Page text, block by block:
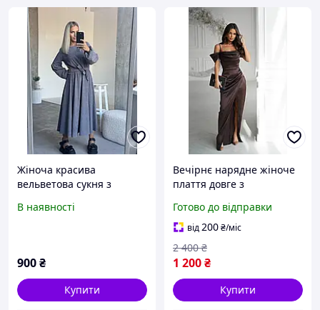
Жіноча красива
вельветова сукня з
В наявності
900₴
Купити
Вечірнє нарядне жіноче
плаття довге з
красиві святкові сукні
максі на бретельках зі
спущеним рукавом
Готово до відправки
від200₴/міс
1 200₴
2 400 ₴
Купити